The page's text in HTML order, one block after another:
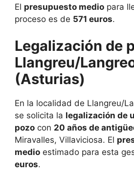
El presupuesto medio para
proceso es de 571 euros.
Legalización de
Llangreu/
(Asturias)
En la localidad de Llangreu/
se solicita la legalización de
pozo con 20 años de
Miravalles, Villaviciosa. El
medio estimado para esta
euros.